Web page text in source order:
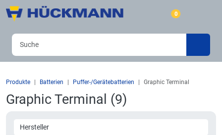
0
Produkte Batterien Puffer-/Gerätebatterien Graphic Terminal
Graphic Terminal (9)
Hersteller